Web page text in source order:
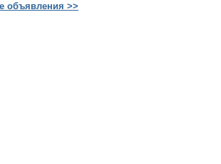
объявления >>